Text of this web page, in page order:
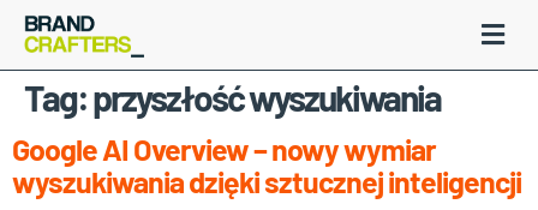
Tag:przyszłość wyszukiwania
Google AI Overview – nowy wymiar
wyszukiwania dzięki sztucznej inteligencji